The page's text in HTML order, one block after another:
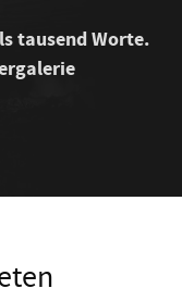
tausend Worte.